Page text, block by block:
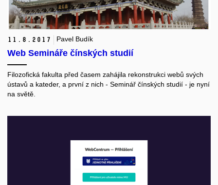
11. 8. 2017 Pavel Budík
Web Semináře čínských studií
Filozofická fakulta před časem zahájila rekonstrukci webů svých
ústavů a kateder, a první z nich - Seminář čínských studií - je nyní
na světě.